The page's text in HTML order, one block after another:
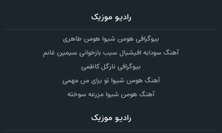
رادیو موزیک
بیوگرافی هومن شیوا هومن طاهری
آهنگ سودابه افیشیال سیب بازخوانی سیمین غانم
بیوگرافی نارگل کاظمی
آهنگ هومن شیوا تو برای من مهمی
آهنگ هومن شیوا مزرعه سوخته
رادیو موزیک